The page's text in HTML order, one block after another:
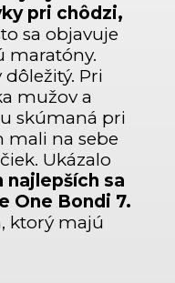
pri chôdzi,
sa objavuje
maratóny.
Pri
mužov a
skúmaná pri
mali na sebe
Ukázalo
sa
One Bondi 7.
ktorý majú